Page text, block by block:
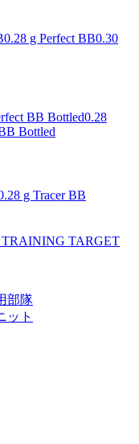
0.28 g Perfect BB0.30
BB Bottled0.28
Bottled
g Tracer BB
TARGET
部隊
ット